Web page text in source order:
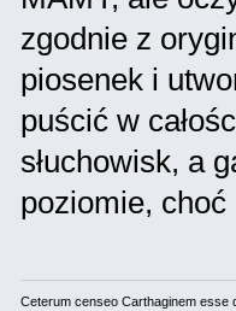
zgodnie z
piosenek i
puścić w
słuchowisk, a
poziomie,
Ceterum censeo Carthaginem esse